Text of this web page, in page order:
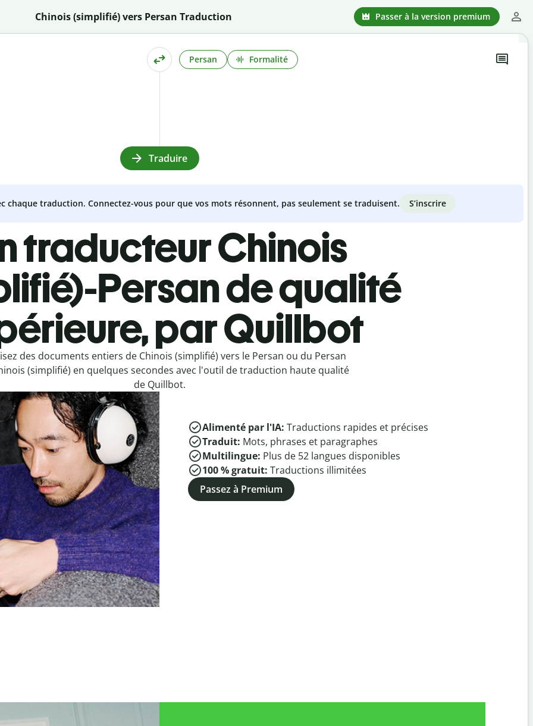
Chinois (simplifié) vers Persan Traduction Passer à la version premium
Persan Formalité
Traduire
chaque traduction. Connectez-vous pour que vos mots résonnent, pas seulement se traduisent. S’inscrire
traducteur Chinois
Persan de qualité
par Quillbot
des documents entiers de Chinois (simplifié) vers le Persan ou du Persan
(simplifié) en quelques secondes avec l'outil de traduction haute qualité
de Quillbot.
Alimenté par l'IA: Traductions rapides et précises
Traduit: Mots, phrases et paragraphes
Multilingue: Plus de 52 langues disponibles
100 % gratuit: Traductions illimitées
Passez à Premium